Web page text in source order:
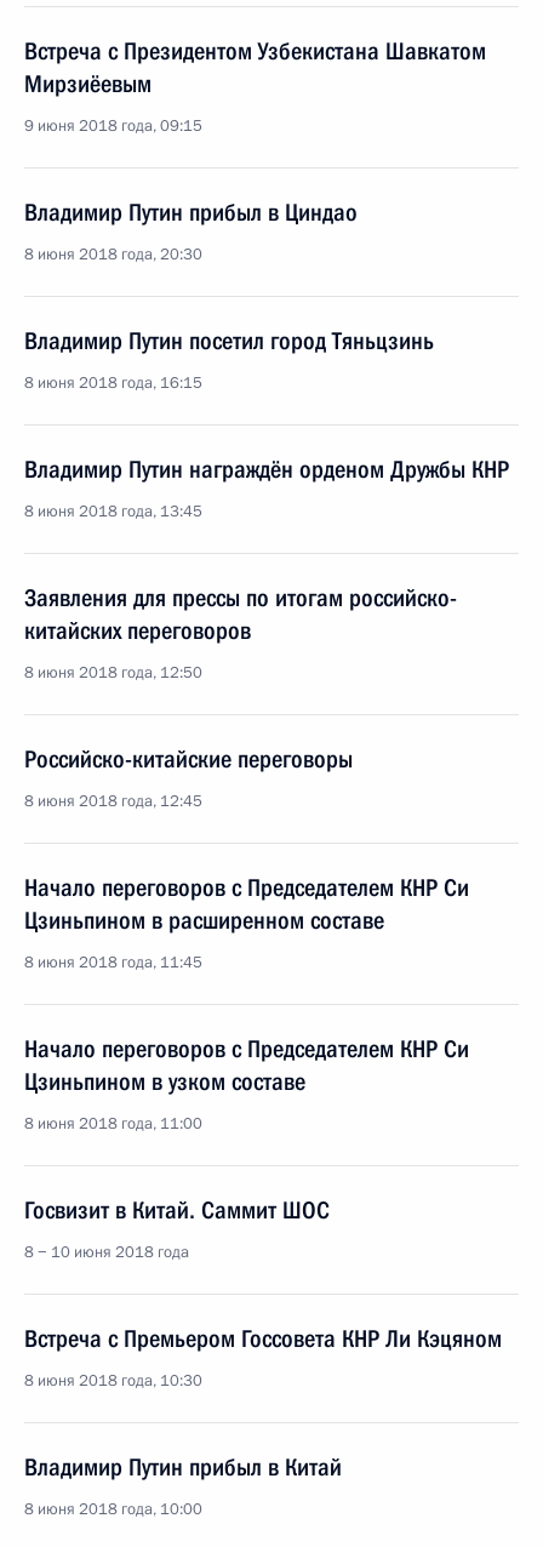
Встреча с Президентом Узбекистана Шавкатом
Мирзиёевым
9 июня 2018 года, 09:15
Владимир Путин прибыл в Циндао
8 июня 2018 года, 20:30
Владимир Путин посетил город Тяньцзинь
8 июня 2018 года, 16:15
Владимир Путин награждён орденом Дружбы КНР
8 июня 2018 года, 13:45
Заявления для прессы по итогам российско-
китайских переговоров
8 июня 2018 года, 12:50
Российско-китайские переговоры
8 июня 2018 года, 12:45
Начало переговоров с Председателем КНР Си
Цзиньпином в расширенном составе
8 июня 2018 года, 11:45
Начало переговоров с Председателем КНР Си
Цзиньпином в узком составе
8 июня 2018 года, 11:00
Госвизит в Китай. Саммит ШОС
8 − 10 июня 2018 года
Встреча с Премьером Госсовета КНР Ли Кэцяном
8 июня 2018 года, 10:30
Владимир Путин прибыл в Китай
8 июня 2018 года, 10:00